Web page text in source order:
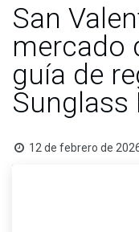
San
mercado
guía de
Sunglass
12 de febrero de